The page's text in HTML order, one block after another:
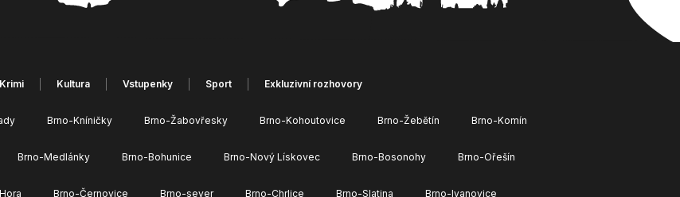
Krimi Kultura Vstupenky Sport Exkluzivní rozhovory
Brno-Kníničky Brno-Žabovřesky Brno-Kohoutovice Brno-Žebětín Brno-Komín
Brno-Medlánky Brno-Bohunice Brno-Nový Lískovec Brno-Bosonohy Brno-Ořešín
Brno-Černovice Brno-sever Brno-Chrlice Brno-Slatina Brno-Ivanovice